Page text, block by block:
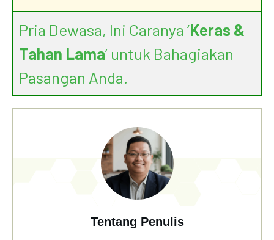
Pria Dewasa, Ini Caranya ‘Keras &
Tahan Lama’ untuk Bahagiakan
Pasangan Anda.
Tentang Penulis